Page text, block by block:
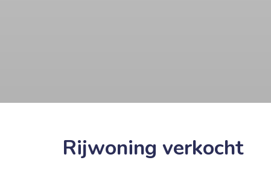
Rijwoning verkocht